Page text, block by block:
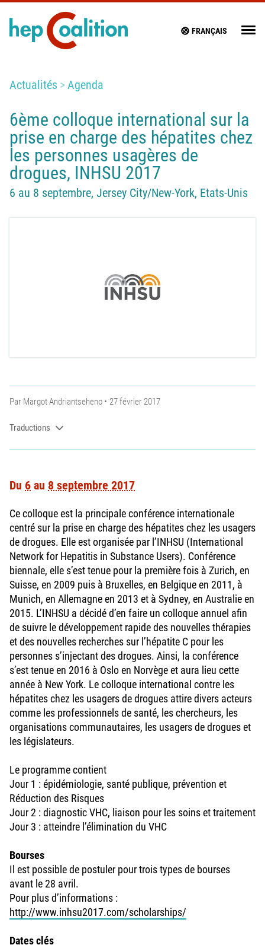
FRANÇAIS
Actualités Agenda
6ème colloque international sur la
prise en charge des hépatites chez
les personnes usagères de
drogues, INHSU 2017
6 au 8 septembre, Jersey City/New-York, Etats-Unis
Par Margot Andriantseheno 27 février 2017
Traductions
Du 6 au 8 septembre 2017
Ce colloque est la principale conférence internationale
centré sur la prise en charge des hépatites chez les usagers
de drogues. Elle est organisée par l’INHSU (International
Network for Hepatitis in Substance Users). Conférence
biennale, elle s’est tenue pour la première fois à Zurich, en
Suisse, en 2009 puis à Bruxelles, en Belgique en 2011, à
Munich, en Allemagne en 2013 et à Sydney, en Australie en
2015. L’INHSU a décidé d’en faire un colloque annuel afin
de suivre le développement rapide des nouvelles thérapies
et des nouvelles recherches sur l’hépatite C pour les
personnes s’injectant des drogues. Ainsi, la conférence
s’est tenue en 2016 à Oslo en Norvège et aura lieu cette
année à New York. Le colloque international contre les
hépatites chez les usagers de drogues attire divers acteurs
comme les professionnels de santé, les chercheurs, les
organisations communautaires, les usagers de drogues et
les législateurs.
Le programme contient
Jour 1 : épidémiologie, santé publique, prévention et
Réduction des Risques
Jour 2 : diagnostic VHC, liaison pour les soins et traitement
Jour 3 : atteindre l’élimination du VHC
Bourses
Il est possible de postuler pour trois types de bourses
avant le 28 avril.
Pour plus d’informations :
http://www.inhsu2017.com/scholarships/
Dates clés